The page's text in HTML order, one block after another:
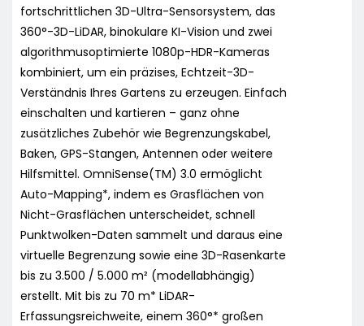
fortschrittlichen 3D-Ultra-Sensorsystem, das
360°-3D-LiDAR, binokulare KI-Vision und zwei
algorithmusoptimierte 1080p-HDR-Kameras
kombiniert, um ein präzises, Echtzeit-3D-
Verständnis Ihres Gartens zu erzeugen. Einfach
einschalten und kartieren – ganz ohne
zusätzliches Zubehör wie Begrenzungskabel,
Baken, GPS-Stangen, Antennen oder weitere
Hilfsmittel. OmniSense(TM) 3.0 ermöglicht
Auto-Mapping*, indem es Grasflächen von
Nicht-Grasflächen unterscheidet, schnell
Punktwolken-Daten sammelt und daraus eine
virtuelle Begrenzung sowie eine 3D-Rasenkarte
bis zu 3.500 / 5.000 m² (modellabhängig)
erstellt. Mit bis zu 70 m* LiDAR-
Erfassungsreichweite, einem 360°* großen